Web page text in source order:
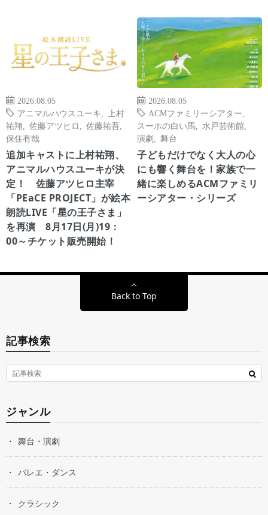
2026.08.05
アニマルハウスユーキ
上村
祐翔
佐藤アツヒロ 佐藤祐吾
保住有哉
追加キャストに上村祐翔、
アニマルハウスユーキが決
定！ 佐藤アツヒロ主宰
「PEaCE PROJECT」が絵本
朗読LIVE「星の王子さま」
を再演 8月17日(月)19：
00～チケット販売開始！
2026.08.05
ACMファミリーシアター
スーホの白い馬
水戸芸術館
演劇
舞台
子どもだけでなく大人の心
にも響く舞台を！家族で一
緒に楽しめるACMファミリ
ーシアター・シリーズ
Back to Top
記事検索
ジャンル
舞台・演劇
バレエ・ダンス
クラシック